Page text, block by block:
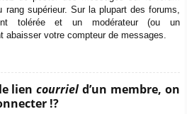
supérieur. Sur la plupart des forums,
tolérée et un modérateur (ou un
abaisser votre compteur de messages.
liencourrield’un membre, on
!?